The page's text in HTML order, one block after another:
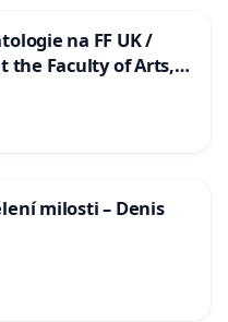
na FF UK /
the Faculty of Arts,
milosti – Denis